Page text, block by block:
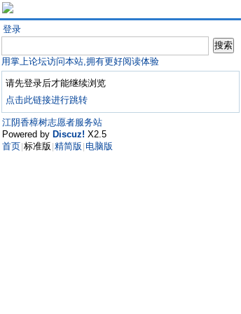
登录
用掌上论坛访问本站,拥有更好阅读体验
请先登录后才能继续浏览
点击此链接进行跳转
江阴香樟树志愿者服务站
Powered by Discuz! X2.5
首页 标准版 精简版 电脑版